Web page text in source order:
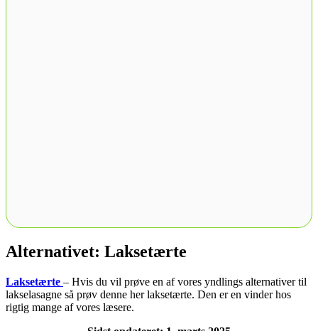
Alternativet: Laksetærte
Laksetærte – Hvis du vil prøve en af vores yndlings alternativer til
lakselasagne så prøv denne her laksetærte. Den er en vinder hos
rigtig mange af vores læsere.